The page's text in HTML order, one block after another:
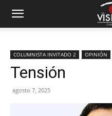
COLUMNISTA INVITADO 2 OPINIÓN
Tensión
agosto 7, 2025